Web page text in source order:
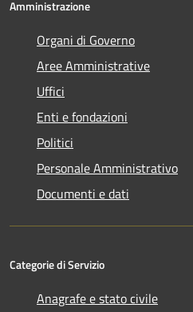
Amministrazione
Organi di Governo
Aree Amministrative
Uffici
Enti e fondazioni
Politici
Personale Amministrativo
Documenti e dati
Categorie di Servizio
Anagrafe e stato civile